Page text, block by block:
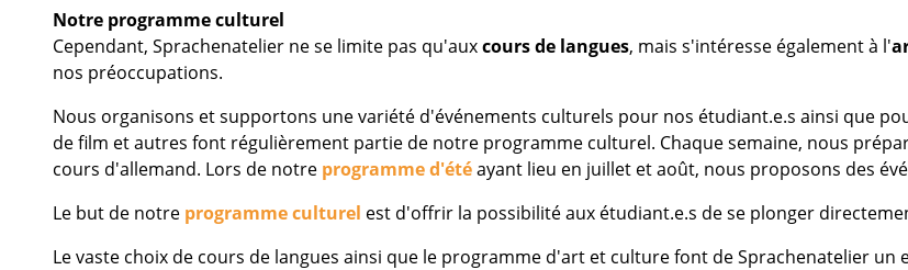
Notre programme culturel
Cependant, Sprachenatelier ne se limite pas qu'auxcours de langues, mais s'intéresse également à l'
nos préoccupations.
Nous organisons et supportons une variété d'événements culturels pour nos étudiant.e.s ainsi que
de film et autres font régulièrement partie de notre programme culturel. Chaque semaine, nous
cours d'allemand. Lors de notre programme d'étéayant lieu en juillet et août, nous proposons des
Le but de notre programme culturel est d'offrir la possibilité aux étudiant.e.s de se plonger
Le vaste choix de cours de langues ainsi que le programme d'art et culture font de Sprachenatelier